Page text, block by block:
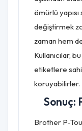
ömürlü yapısı
değiştirmek
zaman hem
Kullanıcılar,
etiketlere
koruyabilirler.
Sonuç:
Brother P-